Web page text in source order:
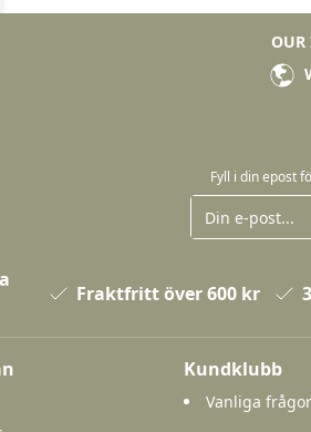
OUR
Fyll i din epost
Fraktfritt över 600 kr
Kundklubb
Vanliga frågor